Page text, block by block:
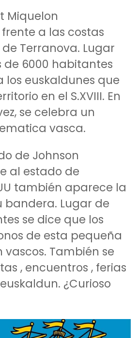
Miquelon
a las costas
Terranova. Lugar
de 6000 habitantes
los euskaldunes que
en el S.XVIII. En
se celebra un
vasca.
de Johnson
al estado de
también aparece la
bandera. Lugar de
se dice que los
de esta pequeña
vascos. También se
, encuentros , ferias
¿Curioso